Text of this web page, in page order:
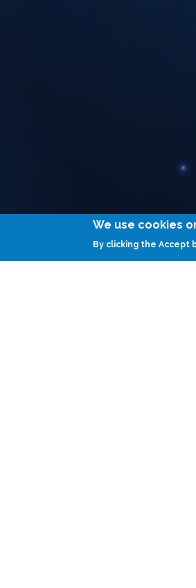
We use cookies
By clicking the Accept